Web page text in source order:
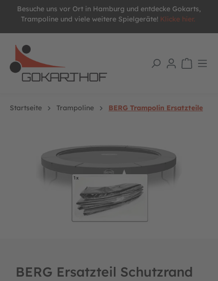
springen
Besuche uns vor Ort in Hamburg und entdecke Gokarts,
Trampoline und viele weitere Spielgeräte! Klicke hier.
Startseite Trampoline
BERG Trampolin Ersatzteile
BERG Ersatzteil Schutzrand